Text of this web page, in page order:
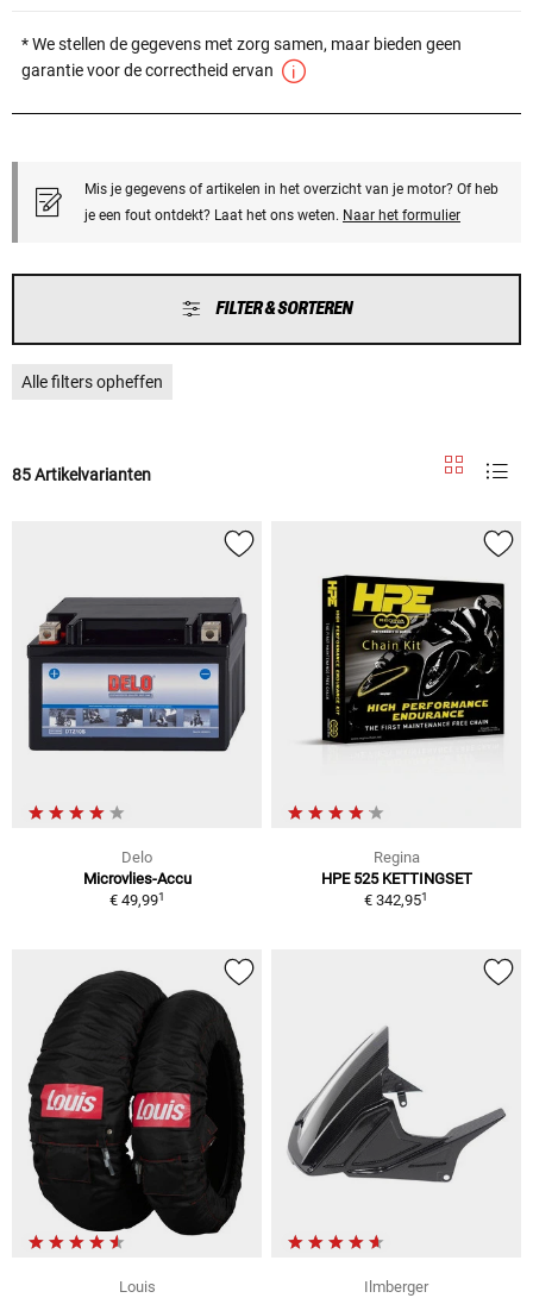
* We stellen de gegevens met zorg samen, maar bieden geen
garantie voor de correctheid ervan
Mis je gegevens of artikelen in het overzicht van je motor? Of heb
je een fout ontdekt? Laat het ons weten. Naar het formulier
FILTER & SORTEREN
Alle filters opheffen
85 Artikelvarianten
Delo
Microvlies-Accu
€ 49,991
Regina
HPE 525 KETTINGSET
€ 342,951
Louis
Ilmberger